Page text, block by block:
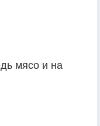
мясо и на